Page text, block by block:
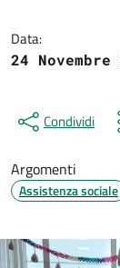
Data:
24 Novembre
Condividi
Argomenti
Assistenza sociale